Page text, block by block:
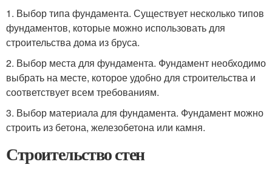
1. Выбор типа фундамента. Существует несколько типов
фундаментов, которые можно использовать для
строительства дома из бруса.
2. Выбор места для фундамента. Фундамент необходимо
выбрать на месте, которое удобно для строительства и
соответствует всем требованиям.
3. Выбор материала для фундамента. Фундамент можно
строить из бетона, железобетона или камня.
Строительство стен